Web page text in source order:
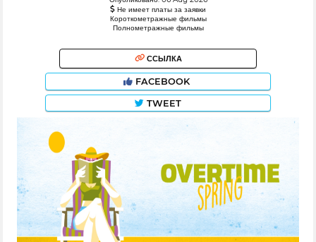
Не имеет платы за заявки
Короткометражные фильмы
Полнометражные фильмы
ССЫЛКА
FACEBOOK
TWEET